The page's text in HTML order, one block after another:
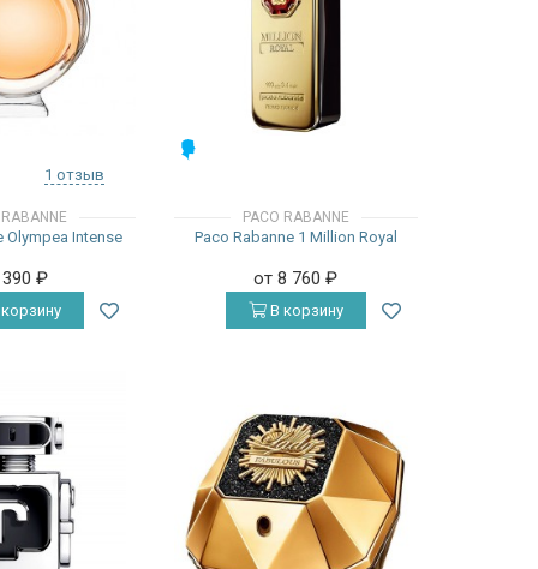
1 отзыв
Olympea Intense
390₽
PACO RABANNE
Paco Rabanne 1 Million Royal
от 8 760₽
В корзину